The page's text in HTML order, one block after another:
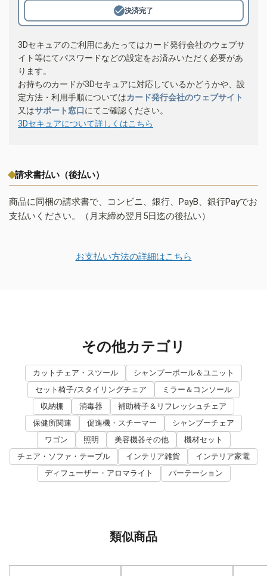
決済完了
3Dセキュアのご利用にあたってはカード発行会社のウェブサ
イト等にてパスワードなどの設定をお済みいただく必要があ
ります。
お持ちのカードが3Dセキュアに対応しているかどうかや、設
定方法・利用手順についてはカード発行会社のウェブサイト
又はサポート窓口にてご確認ください。
3Dセキュアについて詳しくはこちら
請求書払い（後払い）
商品に同梱の請求書で、コンビニ、銀行、PayB、銀行Payでお
支払いください。（月末締め翌月5日迄の後払い）
お支払い方法の詳細はこちら
その他カテゴリ
カットチェア・スツール
シャンプーボール＆ユニット
セット椅子/スタイリングチェア
ミラー＆コンソール
収納棚
消毒器
補助椅子＆リフレッシュチェア
保健所関連
促進機・スチーマー
シャンプーチェア
ワゴン
照明 美容機器その他
機材セット
チェア・ソファ・テーブル
インテリア雑貨
インテリア家電
ディフューザー・アロマライト
パーテーション
類似商品